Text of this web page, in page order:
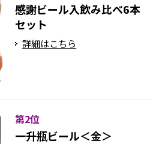
感謝ビール入飲み比べ6本
セット
詳細はこちら
第2位
一升瓶ビール＜金＞